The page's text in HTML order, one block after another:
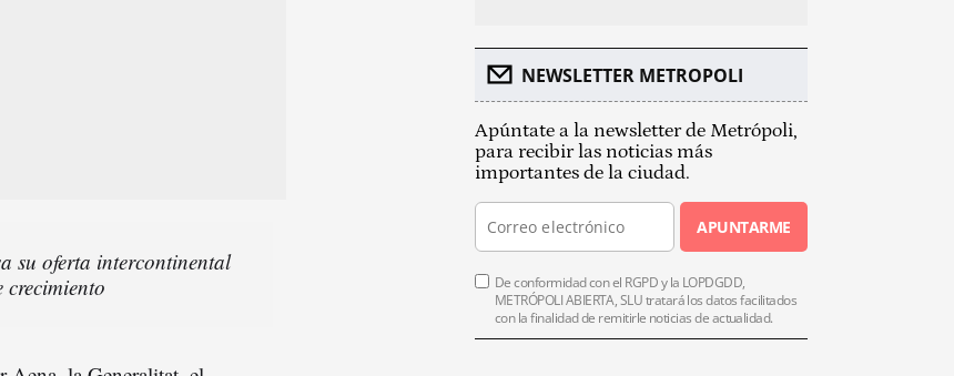
su oferta intercontinental
NEWSLETTER METROPOLI
Apúntate a la newsletter de Metrópoli,
para recibir las noticias más
importantes de la ciudad.
APUNTARME
De conformidad con el RGPD y la LOPDGDD,
METRÓPOLI ABIERTA, SLU tratará los datos facilitados
con la finalidad de remitirle noticias de actualidad.